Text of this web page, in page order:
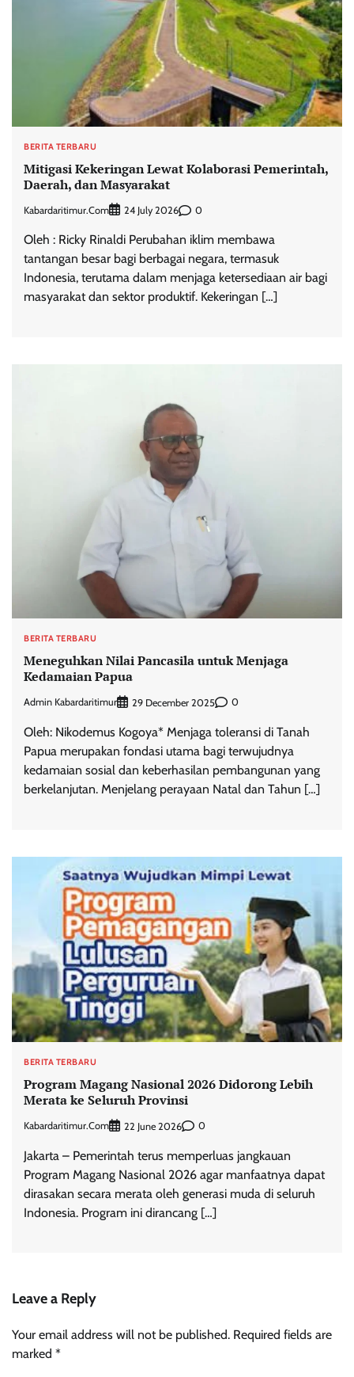
BERITA TERBARU
Mitigasi Kekeringan Lewat Kolaborasi Pemerintah,
Daerah, dan Masyarakat
Kabardaritimur.com 24 July 2026 0
Oleh : Ricky Rinaldi Perubahan iklim membawa
tantangan besar bagi berbagai negara, termasuk
Indonesia, terutama dalam menjaga ketersediaan air bagi
masyarakat dan sektor produktif. Kekeringan […]
BERITA TERBARU
Meneguhkan Nilai Pancasila untuk Menjaga
Kedamaian Papua
Admin Kabardaritimur 29 December 2025 0
Oleh: Nikodemus Kogoya* Menjaga toleransi di Tanah
Papua merupakan fondasi utama bagi terwujudnya
kedamaian sosial dan keberhasilan pembangunan yang
berkelanjutan. Menjelang perayaan Natal dan Tahun […]
BERITA TERBARU
Program Magang Nasional 2026 Didorong Lebih
Merata ke Seluruh Provinsi
Kabardaritimur.com 22 June 2026 0
Jakarta – Pemerintah terus memperluas jangkauan
Program Magang Nasional 2026 agar manfaatnya dapat
dirasakan secara merata oleh generasi muda di seluruh
Indonesia. Program ini dirancang […]
Leave a Reply
Your email address will not be published. Required fields are
marked *